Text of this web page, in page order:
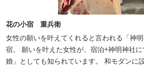
花の小宿 重兵衛
女性の願いを叶えてくれると言われる「神
宿。 願いを叶えた女性が、宿泊+神明神社
婚」としても知られています。 和モダンに